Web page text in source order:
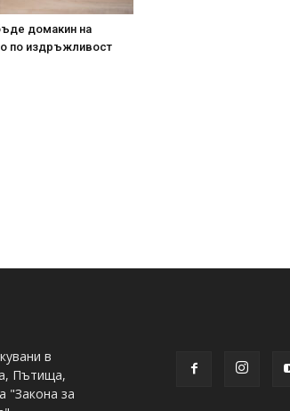
домакин на
по издръжливост
в
Пътища,
"Закона за